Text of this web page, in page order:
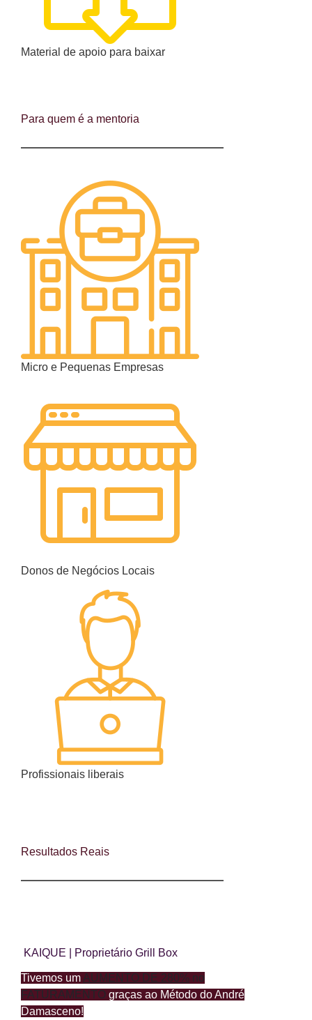
Material de apoio para baixar
Para quem é a mentoria
Micro e Pequenas Empresas
Donos de Negócios Locais
Profissionais liberais
Resultados Reais
KAIQUE | Proprietário Grill Box
Tivemos um AUMENTO DE 280% no
FATURAMENTO graças ao Método do André
Damasceno!